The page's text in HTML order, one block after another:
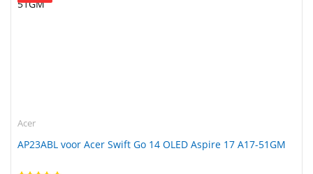
Acer
AP23ABL voor Acer Swift Go 14 OLED Aspire 17 A17-51GM